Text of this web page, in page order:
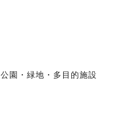
公園・緑地・多目的施設